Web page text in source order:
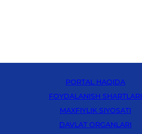
PORTAL HAQIDA
FOYDALANISH SHARTLARI
MAXFIYLIK SIYOSATI
DAVLAT ORGANLARI